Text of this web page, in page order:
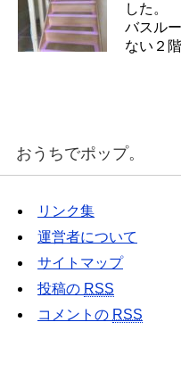
した。
バスル
ない２
おうちでポップ。
リンク集
運営者について
サイトマップ
投稿の RSS
コメントの RSS